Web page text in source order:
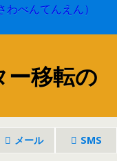
べんてんえん）
ー移転の
メール SMS